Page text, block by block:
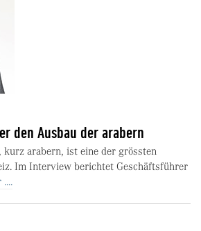
den Ausbau der arabern
kurz arabern, ist eine der grössten
Im Interview berichtet Geschäftsführer